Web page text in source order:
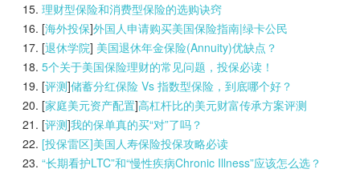
理财型保险和消费型保险的选购诀窍
[海外投保]外国人申请购买美国保险指南|绿卡公民
[退休学院] 美国退休年金保险(Annuity)优缺点？
5个关于美国保险理财的常见问题，投保必读！
[评测]储蓄分红保险 Vs 指数型保险，到底哪个好？
[家庭美元资产配置]高杠杆比的美元财富传承方案评测
[评测]我的保单真的买“对”了吗？
[投保雷区]美国人寿保险投保攻略必读
“长期看护LTC”和“慢性疾病Chronic Illness”应该怎么选？